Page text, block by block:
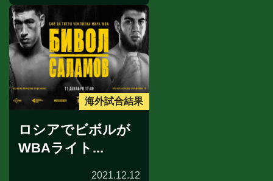
海外試合結果
ロシアでビボルが
WBAライト...
2021.12.12